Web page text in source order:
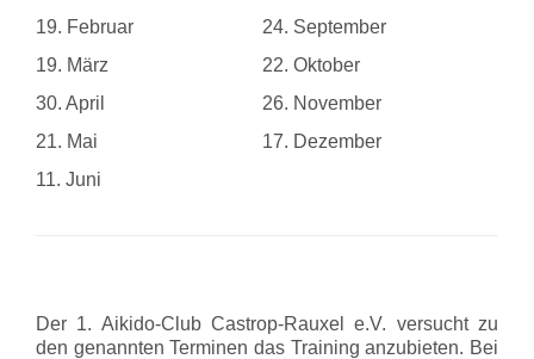
19. Februar
19. März
30. April
21. Mai
11. Juni
24. September
22. Oktober
26. November
17. Dezember
Der 1. Aikido-Club Castrop-Rauxel e.V. versucht zu
den genannten Terminen das Training anzubieten. Bei